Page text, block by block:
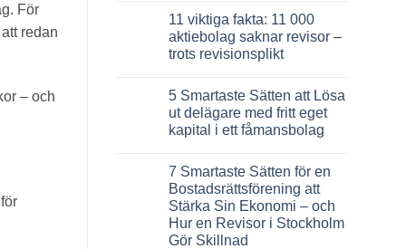
För
redan
– och
det
här
måste
styrelsen
till
viktiga
förändringar
regelverk
för
bostadsrättsföreningar
2026
–
11 viktiga fakta: 11 000
aktiebolag saknar revisor –
trots revisionsplikt
till
viktiga
fakta:
aktiebolag
saknar
revisor
–
trots
revisionsplikt
5 Smartaste Sätten att Lösa
ut delägare med fritt eget
kapital i ett fåmansbolag
till
5
Smartaste
Sätten
att
Lösa
ut
7 Smartaste Sätten för en
Bostadsrättsförening att
Stärka Sin Ekonomi – och
Hur en Revisor i Stockholm
Gör Skillnad